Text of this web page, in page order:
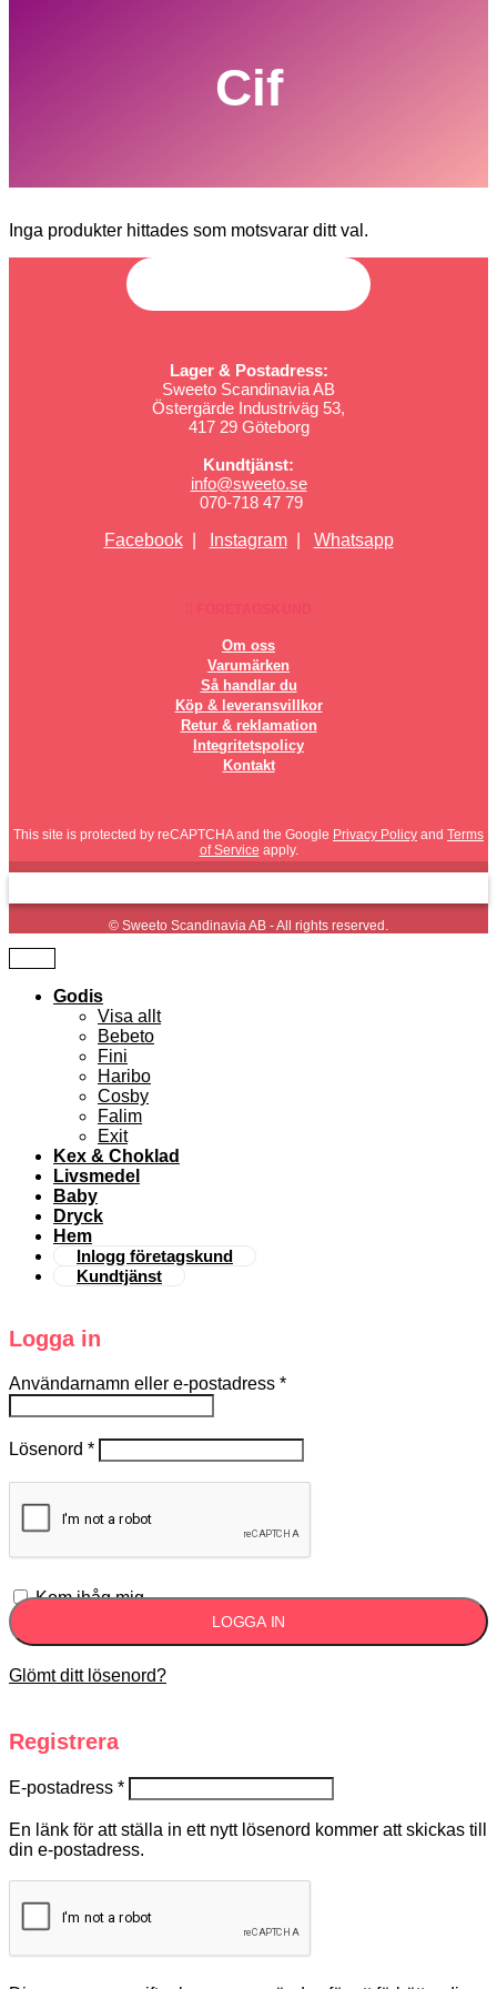
Cif
Inga produkter hittades som motsvarar ditt val.
Lager & Postadress:
Sweeto Scandinavia AB
Östergärde Industriväg 53,
417 29 Göteborg
Kundtjänst:
info@sweeto.se
070-718 47 79
Facebook| Instagram| Whatsapp
Om oss
Varumärken
Så handlar du
Köp & leveransvillkor
Retur & reklamation
Integritetspolicy
Kontakt
This site is protected by reCAPTCHA and the Google Privacy Policy and Terms
of Service apply.
© Sweeto Scandinavia AB - All rights reserved.
Godis
Visa allt
Bebeto
Fini
Haribo
Cosby
Falim
Exit
Kex & Choklad
Livsmedel
Baby
Dryck
Hem
Inlogg företagskund
Kundtjänst
Logga in
Användarnamn eller e-postadress *
Lösenord *
Kom ihåg mig
LOGGA IN
Glömt ditt lösenord?
Registrera
E-postadress *
En länk för att ställa in ett nytt lösenord kommer att skickas till
din e-postadress.